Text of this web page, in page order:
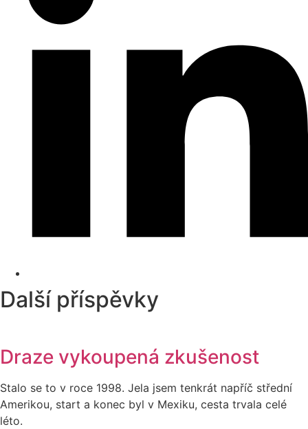
Další příspěvky
Draze vykoupená zkušenost
Stalo se to v roce 1998. Jela jsem tenkrát napříč střední
Amerikou, start a konec byl v Mexiku, cesta trvala celé
léto.